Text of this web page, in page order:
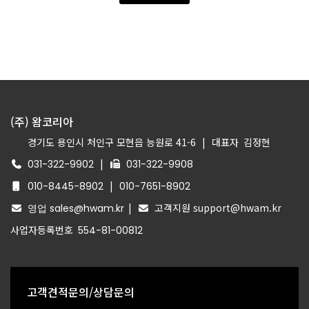
(주) 왐코리아
경기도 용인시 처인구 모현읍 능원로 41-6 | 대표자 김정현
031-322-9902 |
031-322-9908
010-8445-8902 | 010-7651-8902
영업 sales@hwam.kr |
고객지원 support@hwam.kr
사업자등록번호 554-81-00812
고객견적문의/상담문의